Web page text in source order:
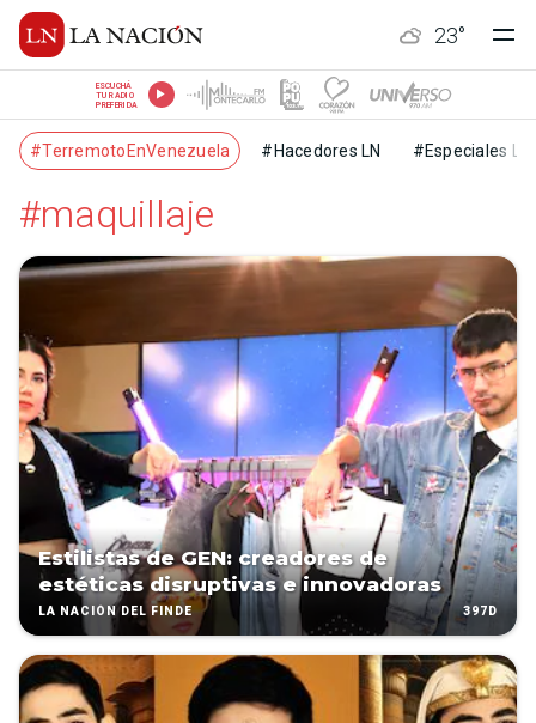
23°
ESCUCHÁ
TU RADIO
PREFERIDA
#TerremotoEnVenezuela #Hacedores LN #Especiales LN
#maquillaje
Estilistas de GEN: creadores de
estéticas disruptivas e innovadoras
LA NACIÓN DEL FINDE 397D